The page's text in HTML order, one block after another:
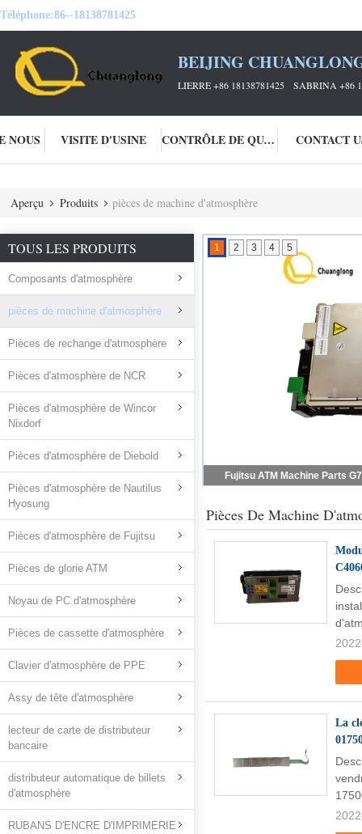
Téléphone:86--18138781425
BEIJING
LIERRE +86 18138781425 SABRINA +86
NOUS VISITE D'USINE CONTRÔLE DE QUALITÉ CONTACT
Aperçu Produits pièces de machine d'atmosphère
TOUS LES PRODUITS
Composants d'atmosphère
pièces de machine d'atmosphère
Pièces de rechange d'atmosphère
Pièces d'atmosphère de NCR
Pièces d'atmosphère de Wincor
Nixdorf
Pièces d'atmosphère de Diebold
Pièces d'atmosphère de Nautilus
Hyosung
Pièces d'atmosphère de Fujitsu
Pièces de glorie ATM
Noyau de PC d'atmosphère
Pièces de cassette d'atmosphère
Clavier d'atmosphère de PPE
Assy de tête d'atmosphère
lecteur de carte de distributeur
bancaire
distributeur automatique de billets
d'atmosphère
RUBANS D'ENCRE D'IMPRIMERIE
1 2 3 4 5
Pièces De Machine
La